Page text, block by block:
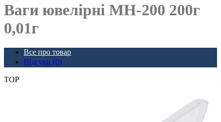
Ваги ювелірні МН-200 200г
0,01г
Все про товар
Відгуки (0)
TOP